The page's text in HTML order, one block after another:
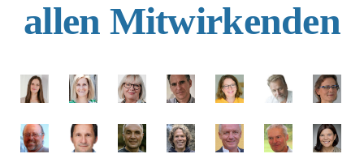
allen Mitwirkenden